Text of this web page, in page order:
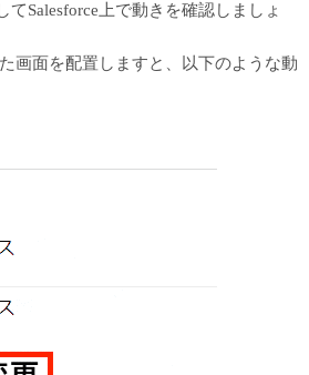
Salesforce上で動きを確認しましょ
画面を配置しますと、以下のような動